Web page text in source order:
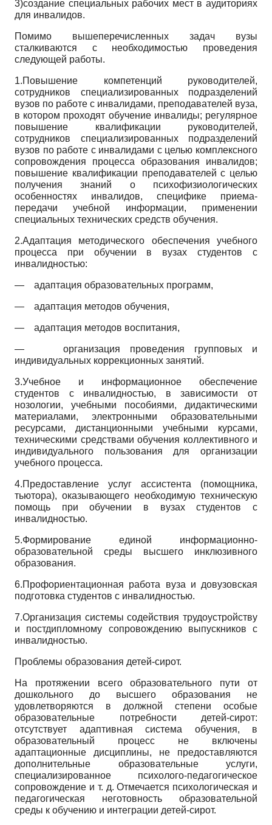
3)создание специальных рабочих мест в аудиториях
для инвалидов.
Помимо вышеперечисленных задач вузы
сталкиваются с необходимостью проведения
следующей работы.
1.Повышение компетенций руководителей,
сотрудников специализированных подразделений
вузов по работе с инвалидами, преподавателей вуза,
в котором проходят обучение инвалиды; регулярное
повышение квалификации руководителей,
сотрудников специализированных подразделений
вузов по работе с инвалидами с целью комплексного
сопровождения процесса образования инвалидов;
повышение квалификации преподавателей с целью
получения знаний о психофизиологических
особенностях инвалидов, специфике приема-
передачи учебной информации, применении
специальных технических средств обучения.
2.Адаптация методического обеспечения учебного
процесса при обучении в вузах студентов с
инвалидностью:
— адаптация образовательных программ,
— адаптация методов обучения,
— адаптация методов воспитания,
— организация проведения групповых и
индивидуальных коррекционных занятий.
3.Учебное и информационное обеспечение
студентов с инвалидностью, в зависимости от
нозологии, учебными пособиями, дидактическими
материалами, электронными образовательными
ресурсами, дистанционными учебными курсами,
техническими средствами обучения коллективного и
индивидуального пользования для организации
учебного процесса.
4.Предоставление услуг ассистента (помощника,
тьютора), оказывающего необходимую техническую
помощь при обучении в вузах студентов с
инвалидностью.
5.Формирование единой информационно-
образовательной среды высшего инклюзивного
образования.
6.Профориентационная работа вуза и довузовская
подготовка студентов с инвалидностью.
7.Организация системы содействия трудоустройству
и постдипломному сопровождению выпускников с
инвалидностью.
Проблемы образования детей-сирот.
На протяжении всего образовательного пути от
дошкольного до высшего образования не
удовлетворяются в должной степени особые
образовательные потребности детей-сирот:
отсутствует адаптивная система обучения, в
образовательный процесс не включены
адаптационные дисциплины, не предоставляются
дополнительные образовательные услуги,
специализированное психолого-педагогическое
сопровождение и т. д. Отмечается психологическая и
педагогическая неготовность образовательной
среды к обучению и интеграции детей-сирот.